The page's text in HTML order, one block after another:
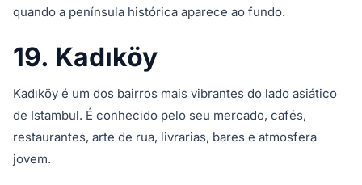
quando a península histórica aparece ao fundo.
19. Kadıköy
Kadıköy é um dos bairros mais vibrantes do lado asiático
de Istambul. É conhecido pelo seu mercado, cafés,
restaurantes, arte de rua, livrarias, bares e atmosfera
jovem.